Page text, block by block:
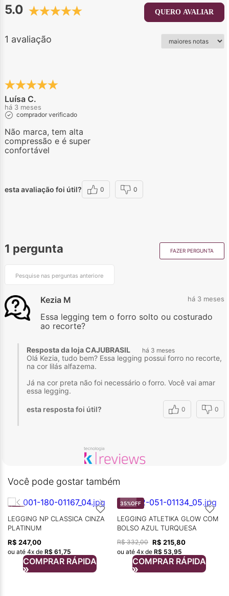
5.0 QUERO AVALIAR
1 avaliação
Luísa C.
há 3 meses
comprador verificado
Não marca, tem alta
compressão e é super
confortável
esta avaliação foi útil? 0 0
1 pergunta FAZER PERGUNTA
Kezia M há 3 meses
Essa legging tem o forro solto ou costurado
ao recorte?
Resposta da loja CAJUBRASIL há 3 meses
Olá Kezia, tudo bem? Essa legging possui forro no recorte,
na cor lilás alfazema.
Já na cor preta não foi necessário o forro. Você vai amar
essa legging.
esta resposta foi útil? 0 0
Você pode gostar também
LEGGING NP CLASSICA CINZA
PLATINUM
R$ 247,00
ou até 4x de R$ 61,75
COMPRAR RÁPIDA
35%OFF
LEGGING ATLETIKA GLOW COM
BOLSO AZUL TURQUESA
R$ 332,00 R$ 215,80
ou até 4x de R$ 53,95
COMPRAR RÁPIDA